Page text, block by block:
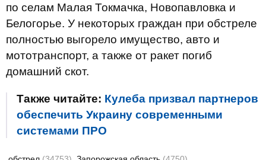
по селам Малая Токмачка, Новопавловка и
Белогорье. У некоторых граждан при обстреле
полностью выгорело имущество, авто и
мототранспорт, а также от ракет погиб
домашний скот.
Также читайте: Кулеба призвал партнеров
обеспечить Украину современными
системами ПРО